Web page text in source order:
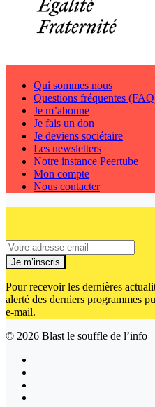
Qui sommes nous
Questions fréquentes
Je m’abonne
Je fais un don
Je deviens sociétaire
Les newsletters
Notre instance Peertube
Mon compte
Nous contacter
Je m’inscris
Pour recevoir les dernières
alerté des derniers programmes
e-mail.
© 2026 Blast le souffle de l’info